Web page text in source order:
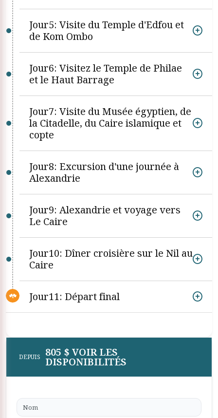
Jour5: Visite du Temple d'Edfou et
de Kom Ombo
Jour6: Visitez le Temple de Philae
et le Haut Barrage
Jour7: Visite du Musée égyptien, de
la Citadelle, du Caire islamique et
copte
Jour8: Excursion d'une journée à
Alexandrie
Jour9: Alexandrie et voyage vers
Le Caire
Jour10: Dîner croisière sur le Nil au
Caire
Jour11: Départ final
DEPUIS 805 $ VOIR LES
DISPONIBILITÉS